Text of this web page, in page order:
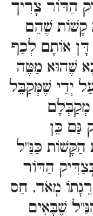
הַדּוֹר צָרִיך
קָשׁוֹת שֶׁהֵם
דָּן אוֹתָם לְכַף
שֶׁהוּא מַטֶּה
יְדֵי שֶׁמְּקַבֵּל
מְקַבְּלָם
גַּם כֵּן
כַּנַּ"ל
הַדּוֹר
מְאֹד, חַס
שֶׁבָּאִים